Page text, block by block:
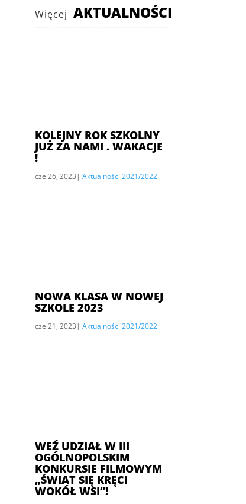
Więcej AKTUALNOŚCI
KOLEJNY ROK SZKOLNY
JUŻ ZA NAMI . WAKACJE
!
cze 26, 2023 | Aktualności 2021/2022
NOWA KLASA W NOWEJ
SZKOLE 2023
cze 21, 2023 | Aktualności 2021/2022
WEŹ UDZIAŁ W III
OGÓLNOPOLSKIM
KONKURSIE FILMOWYM
„ŚWIAT SIĘ KRĘCI
WOKÓŁ WSI”!